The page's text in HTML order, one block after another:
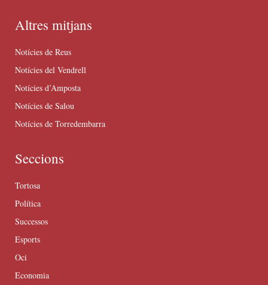
Altres mitjans
Notícies de Reus
Notícies del Vendrell
Notícies d’Amposta
Notícies de Salou
Notícies de Torredembarra
Seccions
Tortosa
Política
Successos
Esports
Oci
Economia